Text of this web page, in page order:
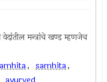
वेदांतील मन्त्रांचे खण्ड म्हणजेच
, samhita,